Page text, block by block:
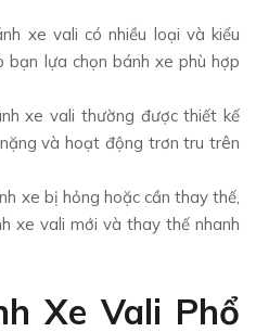
xe vali có nhiều loại và kiểu
bạn lựa chọn bánh xe phù hợp
xe vali thường được thiết kế
và hoạt động trơn tru trên
xe bị hỏng hoặc cần thay thế,
xe vali mới và thay thế nhanh
Xe Vali Phổ